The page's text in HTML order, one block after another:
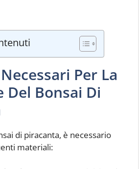
Per La
Del Bonsai Di
di piracanta, è necessario
materiali: